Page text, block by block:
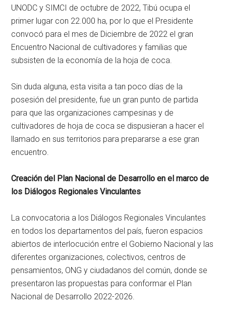
UNODC y SIMCI de octubre de 2022, Tibú ocupa el
primer lugar con 22.000 ha, por lo que el Presidente
convocó para el mes de Diciembre de 2022 el gran
Encuentro Nacional de cultivadores y familias que
subsisten de la economía de la hoja de coca.
Sin duda alguna, esta visita a tan poco días de la
posesión del presidente, fue un gran punto de partida
para que las organizaciones campesinas y de
cultivadores de hoja de coca se dispusieran a hacer el
llamado en sus territorios para prepararse a ese gran
encuentro.
Creación del Plan Nacional de Desarrollo en el marco de
los Diálogos Regionales Vinculantes
La convocatoria a los Diálogos Regionales Vinculantes
en todos los departamentos del país, fueron espacios
abiertos de interlocución entre el Gobierno Nacional y las
diferentes organizaciones, colectivos, centros de
pensamientos, ONG y ciudadanos del común, donde se
presentaron las propuestas para conformar el Plan
Nacional de Desarrollo 2022-2026.